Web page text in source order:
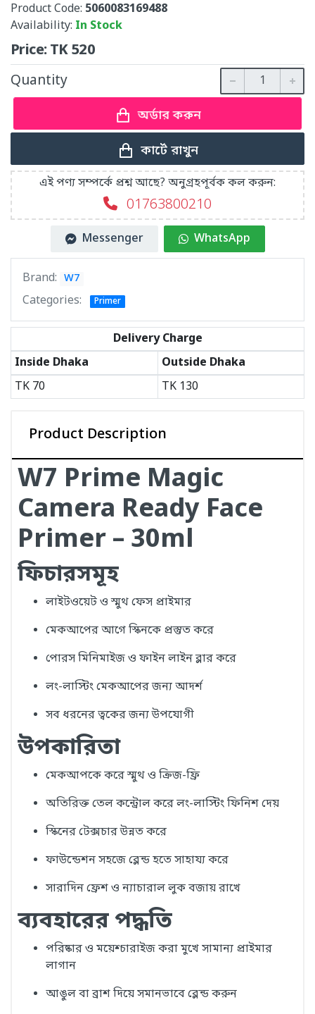
Product Code: 5060083169488
Availability: In Stock
Price:TK520
Quantity
অর্ডার করুন
কার্টে রাখুন
এই পণ্য সম্পর্কে প্রশ্ন আছে? অনুগ্রহপূর্বক কল করুন:
01763800210
Messenger WhatsApp
Brand: W7
Categories: Primer
Delivery Charge
Inside Dhaka
Outside Dhaka
TK 70 TK 130
Product Description
W7 Prime Magic
Camera Ready Face
Primer – 30ml
ফিচারসমূহ
লাইটওয়েট ও স্মুথ ফেস প্রাইমার
মেকআপের আগে স্কিনকে প্রস্তুত করে
পোরস মিনিমাইজ ও ফাইন লাইন ব্লার করে
লং-লাস্টিং মেকআপের জন্য আদর্শ
সব ধরনের ত্বকের জন্য উপযোগী
উপকারিতা
মেকআপকে করে স্মুথ ও ক্রিজ-ফ্রি
অতিরিক্ত তেল কন্ট্রোল করে লং-লাস্টিং ফিনিশ দেয়
স্কিনের টেক্সচার উন্নত করে
ফাউন্ডেশন সহজে ব্লেন্ড হতে সাহায্য করে
সারাদিন ফ্রেশ ও ন্যাচারাল লুক বজায় রাখে
ব্যবহারের পদ্ধতি
পরিষ্কার ও ময়েশ্চারাইজ করা মুখে সামান্য প্রাইমার
লাগান
আঙুল বা ব্রাশ দিয়ে সমানভাবে ব্লেন্ড করুন